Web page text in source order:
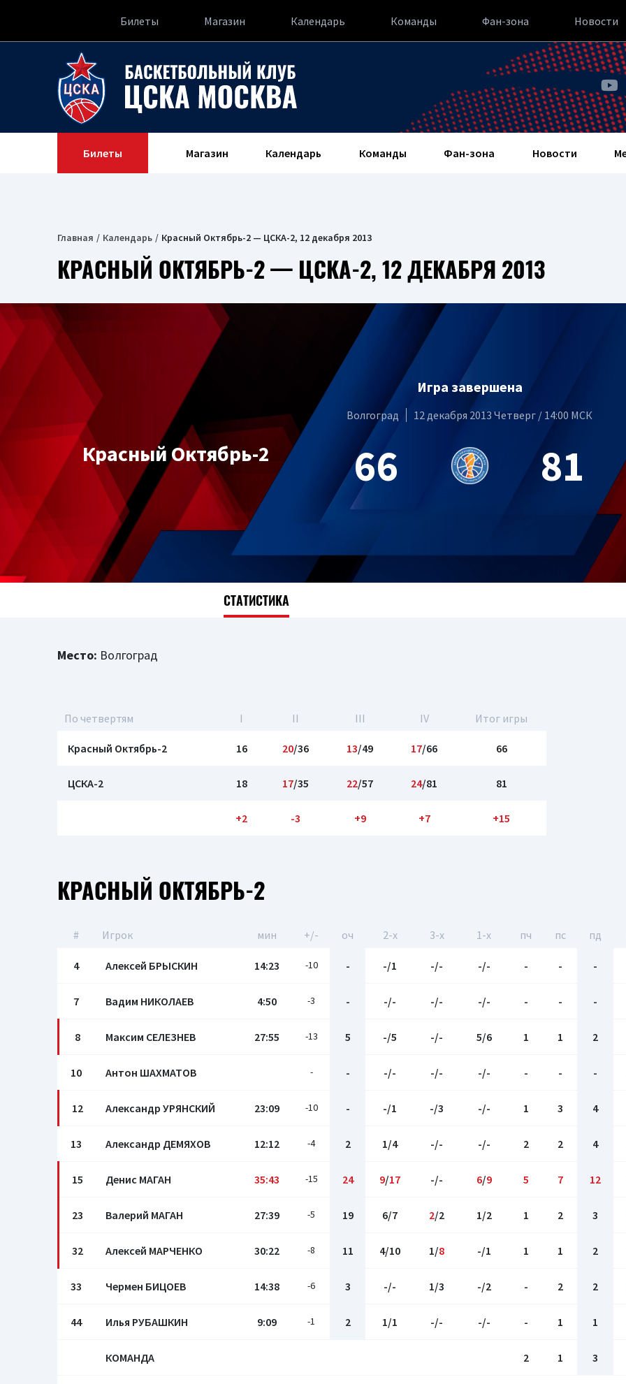
Билеты Магазин Календарь Команды Фан-зона Новости
Билеты Магазин Календарь Команды Фан-зона Новости
Главная Календарь Красный Октябрь-2 — ЦСКА-2, 12 декабря 2013
КРАСНЫЙ ОКТЯБРЬ-2 — ЦСКА-2, 12 ДЕКАБРЯ 2013
Красный Октябрь-2
Игра завершена
Волгоград 12 декабря 2013 Четверг / 14:00 МСК
66 81
СТАТИСТИКА
Место: Волгоград
По четвертям I II III IV Итог игры
Красный Октябрь-2 16 20/36 13/49 17/66 66
ЦСКА-2 18 17/35 22/57 24/81 81
+2 -3 +9 +7 +15
КРАСНЫЙ ОКТЯБРЬ-2
# Игрок мин +/- оч 2-x 3-x 1-x пч пс пд
4 Алексей БРЫСКИН 14:23 -10 - -/1 -/- -/- - - -
7 Вадим НИКОЛАЕВ 4:50 -3 - -/- -/- -/- - - -
8 Максим СЕЛЕЗНЕВ 27:55 -13 5 -/5 -/- 5/6 1 1 2
10 Антон ШАХМАТОВ - - -/- -/- -/- - - -
12 Александр УРЯНСКИЙ 23:09 -10 - -/1 -/3 -/- 1 3 4
13 Александр ДЕМЯХОВ 12:12 -4 2 1/4 -/- -/- 2 2 4
15 Денис МАГАН 35:43 -15 24 9/17 -/- 6/9 5 7 12
23 Валерий МАГАН 27:39 -5 19 6/7 2/2 1/2 1 2 3
32 Алексей МАРЧЕНКО 30:22 -8 11 4/10 1/8 -/1 1 1 2
33 Чермен БИЦОЕВ 14:38 -6 3 -/- 1/3 -/2 - 2 2
44 Илья РУБАШКИН 9:09 -1 2 1/1 -/- -/- - 1 1
КОМАНДА 2 1 3